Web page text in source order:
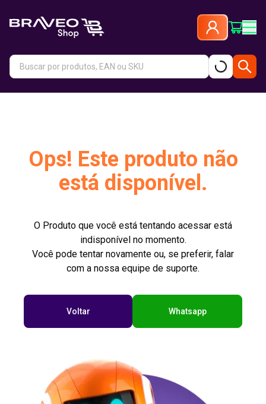
Ops! Este produto não
está disponível.
O Produto que você está tentando acessar está
indisponível no momento.
Você pode tentar novamente ou, se preferir, falar
com a nossa equipe de suporte.
Voltar Whatsapp